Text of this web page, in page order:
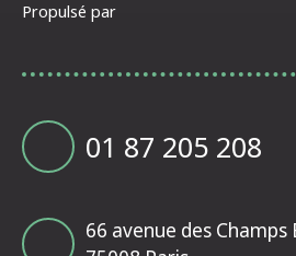
Propulsé par
01 87 205 208
66 avenue des Champs